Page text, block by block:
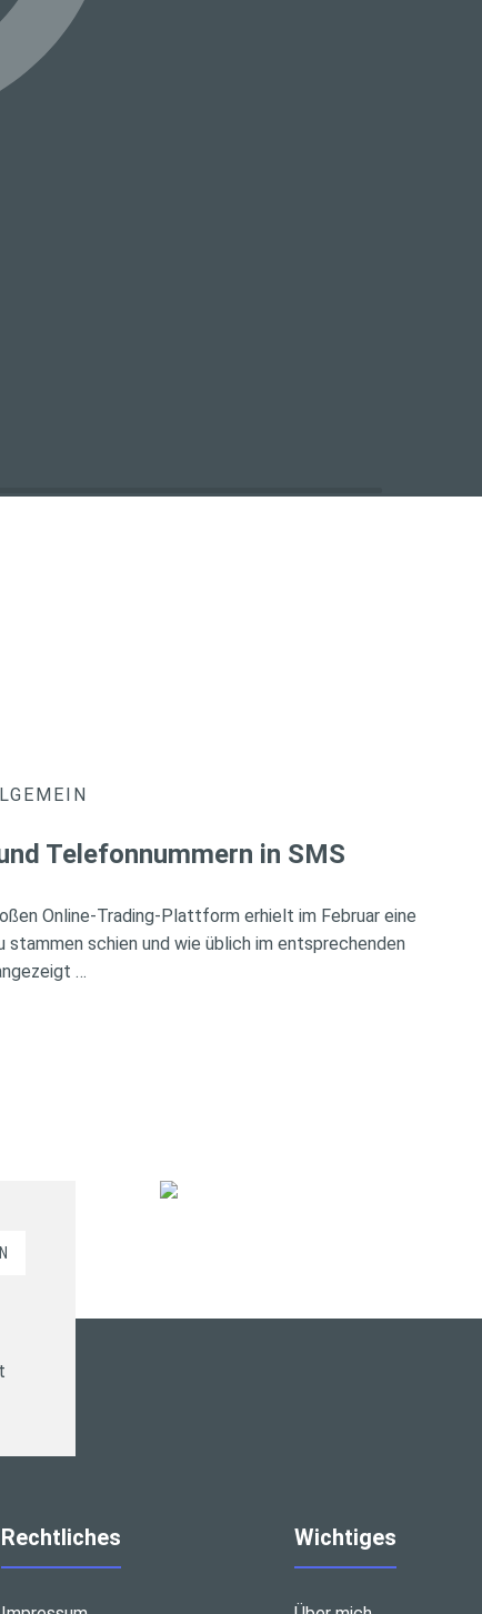
Telefonnummern in SMS
Online-Trading-Plattform erhielt im Februar eine
schien und wie üblich im entsprechenden
…
Rechtliches Wichtiges